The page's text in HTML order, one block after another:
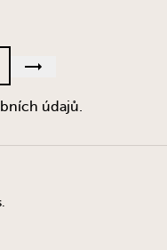
údajů.